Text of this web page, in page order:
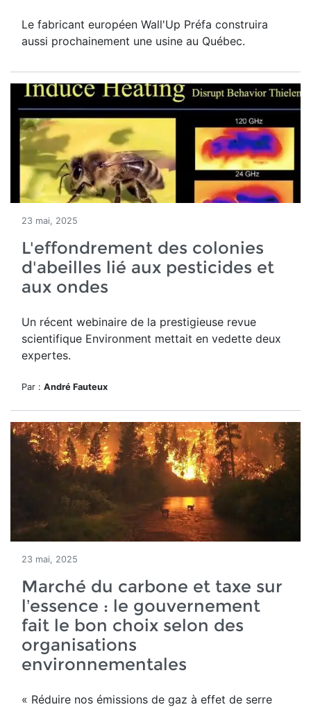
Le fabricant européen Wall'Up Préfa construira
aussi prochainement une usine au Québec.
23 mai, 2025
L'effondrement des colonies
d'abeilles lié aux pesticides et
aux ondes
Un récent webinaire de la prestigieuse revue
scientifique Environment mettait en vedette deux
expertes.
Par : André Fauteux
23 mai, 2025
Marché du carbone et taxe sur
l’essence : le gouvernement
fait le bon choix selon des
organisations
environnementales
« Réduire nos émissions de gaz à effet de serre